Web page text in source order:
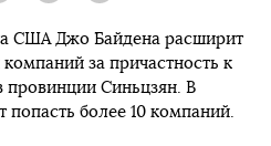
США Джо Байдена расширит
за причастность к
провинции Синьцзян. В
более 10 компаний.